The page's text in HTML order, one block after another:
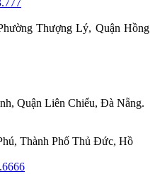
Thượng Lý, Quận Hồng
Quận Liên Chiểu, Đà Nẵng.
Thành Phố Thủ Đức, Hồ